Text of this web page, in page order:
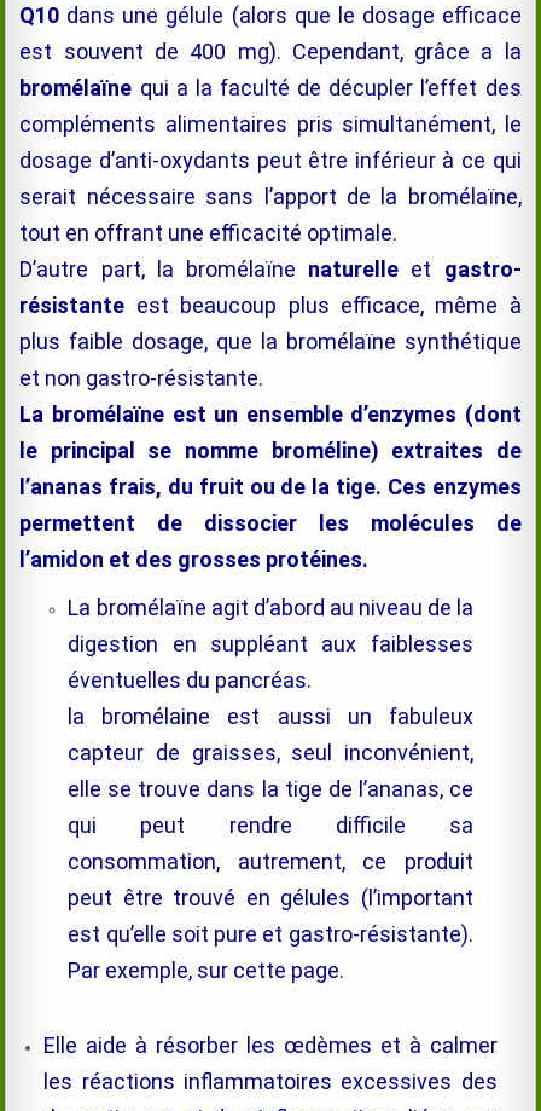
Q10 dans une gélule (alors que le dosage efficace
est souvent de 400 mg). Cependant, grâce a la
bromélaïne qui a la faculté de décupler l’effet des
compléments alimentaires pris simultanément, le
dosage d’anti-oxydants peut être inférieur à ce qui
serait nécessaire sans l’apport de la bromélaïne,
tout en offrant une efficacité optimale.
D’autre part, la bromélaïne naturelle et gastro-
résistante est beaucoup plus efficace, même à
plus faible dosage, que la bromélaïne synthétique
et non gastro-résistante.
La bromélaïne est un ensemble d’enzymes (dont
le principal se nomme broméline) extraites de
l’ananas frais, du fruit ou de la tige. Ces enzymes
permettent de dissocier les molécules de
l’amidon et des grosses protéines.
La bromélaïne agit d’abord au niveau de la
digestion en suppléant aux faiblesses
éventuelles du pancréas.
la bromélaine est aussi un fabuleux
capteur de graisses, seul inconvénient,
elle se trouve dans la tige de l’ananas, ce
qui peut rendre difficile sa
consommation, autrement, ce produit
peut être trouvé en gélules (l’important
est qu’elle soit pure et gastro-résistante).
Par exemple, sur cette page.
Elle aide à résorber les œdèmes et à calmer
les réactions inflammatoires excessives des